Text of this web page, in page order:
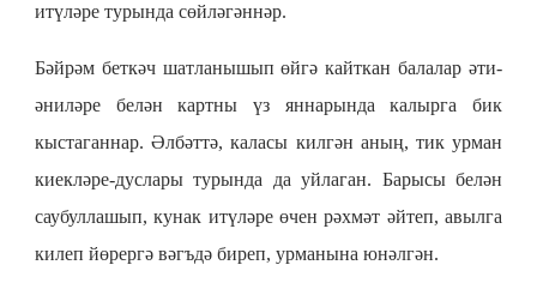
итүләре турында сөйләгәннәр.
Бәйрәм беткәч шатланышып өйгә кайткан балалар әти-
әниләре белән картны үз яннарында калырга бик
кыстаганнар. Әлбәттә, каласы килгән аның, тик урман
киекләре-дуслары турында да уйлаган. Барысы белән
саубуллашып, кунак итүләре өчен рәхмәт әйтеп, авылга
килеп йөрергә вәгъдә биреп, урманына юнәлгән.